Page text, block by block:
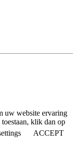
uw website ervaring
klik dan op
ACCEPT